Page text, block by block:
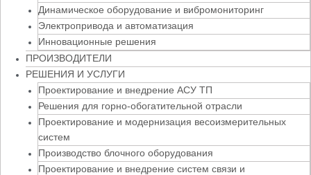
Динамическое оборудование и вибромониторинг
Электропривода и автоматизация
Инновационные решения
ПРОИЗВОДИТЕЛИ
РЕШЕНИЯ И УСЛУГИ
Проектирование и внедрение АСУ ТП
Решения для горно-обогатительной отрасли
Проектирование и модернизация весоизмерительных
систем
Производство блочного оборудования
Проектирование и внедрение систем связи и